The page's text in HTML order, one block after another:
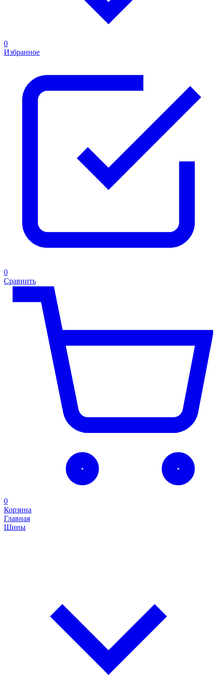
0
Избранное
0
Сравнить
0
Корзина
Главная
Шины